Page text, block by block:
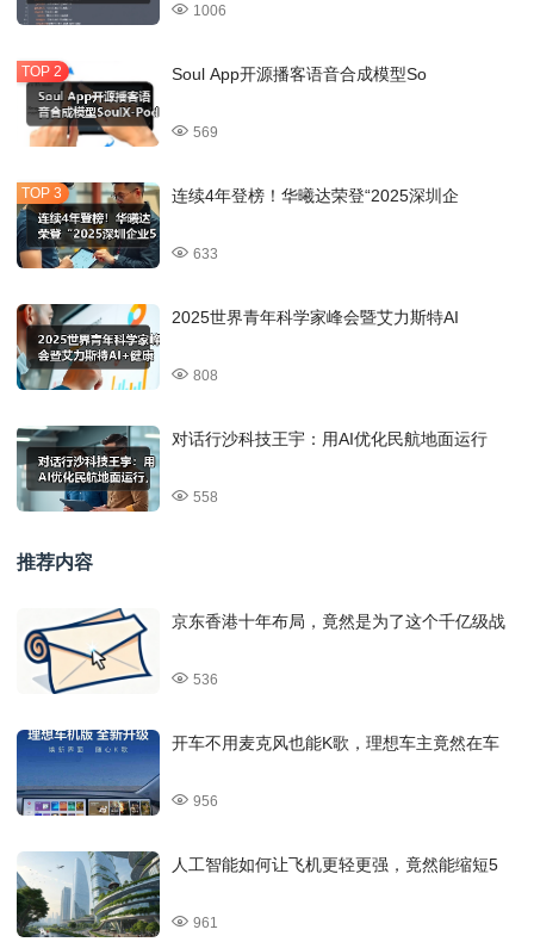
1006
Soul App开源播客语音合成模型So
569
连续4年登榜！华曦达荣登“2025深圳企
633
2025世界青年科学家峰会暨艾力斯特AI
808
对话行沙科技王宇：用AI优化民航地面运行
558
推荐内容
京东香港十年布局，竟然是为了这个千亿级战
536
开车不用麦克风也能K歌，理想车主竟然在车
956
人工智能如何让飞机更轻更强，竟然能缩短5
961